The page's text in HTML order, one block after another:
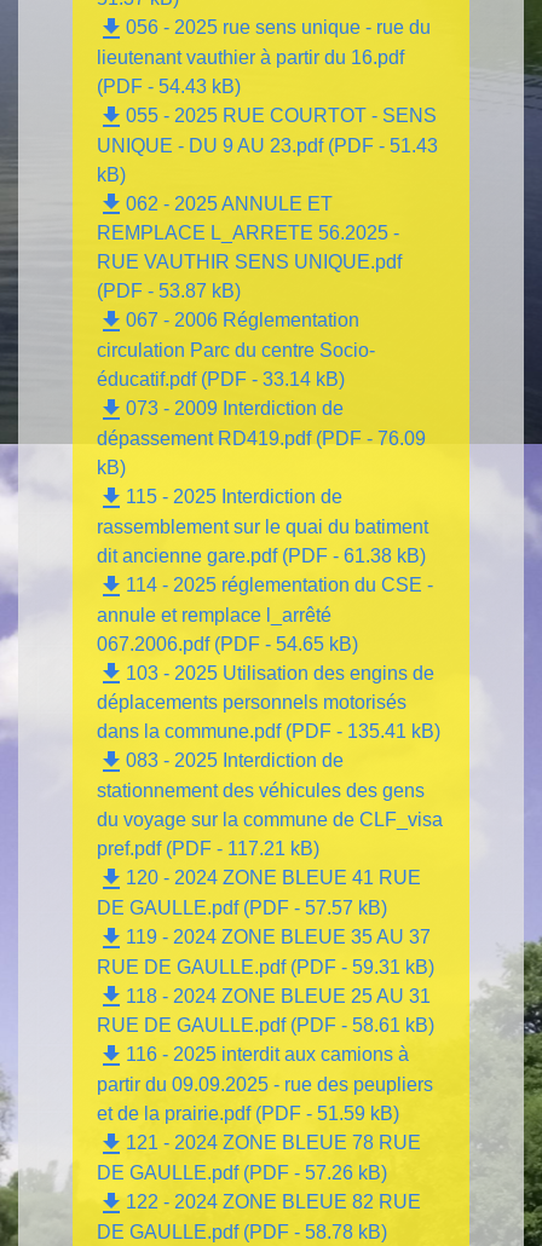
file_download 056 - 2025 rue sens unique - rue du
lieutenant vauthier à partir du 16.pdf
(PDF - 54.43 kB)
file_download 055 - 2025 RUE COURTOT - SENS
UNIQUE - DU 9 AU 23.pdf (PDF - 51.43
kB)
file_download 062 - 2025 ANNULE ET
REMPLACE L_ARRETE 56.2025 -
RUE VAUTHIR SENS UNIQUE.pdf
(PDF - 53.87 kB)
file_download 067 - 2006 Réglementation
circulation Parc du centre Socio-
éducatif.pdf (PDF - 33.14 kB)
file_download 073 - 2009 Interdiction de
dépassement RD419.pdf (PDF - 76.09
kB)
file_download 115 - 2025 Interdiction de
rassemblement sur le quai du batiment
dit ancienne gare.pdf (PDF - 61.38 kB)
file_download 114 - 2025 réglementation du CSE -
annule et remplace l_arrêté
067.2006.pdf (PDF - 54.65 kB)
file_download 103 - 2025 Utilisation des engins de
déplacements personnels motorisés
dans la commune.pdf (PDF - 135.41 kB)
file_download 083 - 2025 Interdiction de
stationnement des véhicules des gens
du voyage sur la commune de CLF_visa
pref.pdf (PDF - 117.21 kB)
file_download 120 - 2024 ZONE BLEUE 41 RUE
DE GAULLE.pdf (PDF - 57.57 kB)
file_download 119 - 2024 ZONE BLEUE 35 AU 37
RUE DE GAULLE.pdf (PDF - 59.31 kB)
file_download 118 - 2024 ZONE BLEUE 25 AU 31
RUE DE GAULLE.pdf (PDF - 58.61 kB)
file_download 116 - 2025 interdit aux camions à
partir du 09.09.2025 - rue des peupliers
et de la prairie.pdf (PDF - 51.59 kB)
file_download 121 - 2024 ZONE BLEUE 78 RUE
DE GAULLE.pdf (PDF - 57.26 kB)
file_download 122 - 2024 ZONE BLEUE 82 RUE
DE GAULLE.pdf (PDF - 58.78 kB)